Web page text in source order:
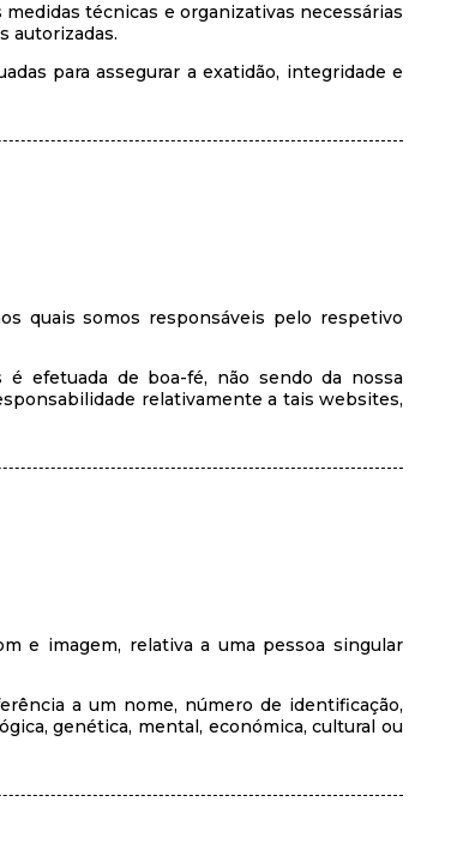
técnicas e organizativas necessárias
autorizadas.
para assegurar a exatidão, integridade e
quais somos responsáveis pelo respetivo
efetuada de boa-fé, não sendo da nossa
relativamente a tais websites,
e imagem, relativa a uma pessoa singular
a um nome, número de identificação,
genética, mental, económica, cultural ou